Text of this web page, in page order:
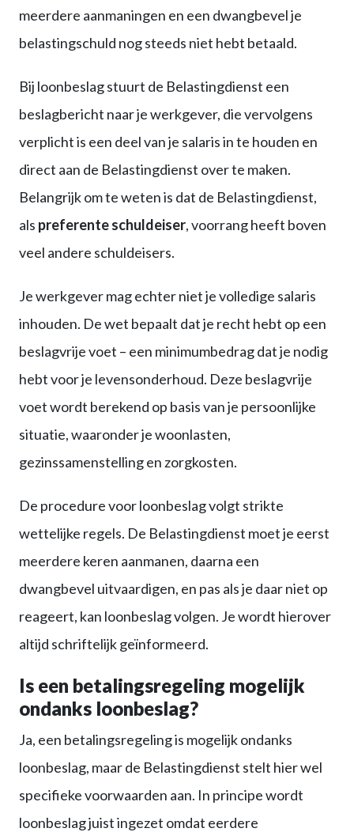
meerdere aanmaningen en een dwangbevel je
belastingschuld nog steeds niet hebt betaald.
Bij loonbeslag stuurt de Belastingdienst een
beslagbericht naar je werkgever, die vervolgens
verplicht is een deel van je salaris in te houden en
direct aan de Belastingdienst over te maken.
Belangrijk om te weten is dat de Belastingdienst,
als preferente schuldeiser, voorrang heeft boven
veel andere schuldeisers.
Je werkgever mag echter niet je volledige salaris
inhouden. De wet bepaalt dat je recht hebt op een
beslagvrije voet – een minimumbedrag dat je nodig
hebt voor je levensonderhoud. Deze beslagvrije
voet wordt berekend op basis van je persoonlijke
situatie, waaronder je woonlasten,
gezinssamenstelling en zorgkosten.
De procedure voor loonbeslag volgt strikte
wettelijke regels. De Belastingdienst moet je eerst
meerdere keren aanmanen, daarna een
dwangbevel uitvaardigen, en pas als je daar niet op
reageert, kan loonbeslag volgen. Je wordt hierover
altijd schriftelijk geïnformeerd.
Is een betalingsregeling mogelijk
ondanks loonbeslag?
Ja, een betalingsregeling is mogelijk ondanks
loonbeslag, maar de Belastingdienst stelt hier wel
specifieke voorwaarden aan. In principe wordt
loonbeslag juist ingezet omdat eerdere